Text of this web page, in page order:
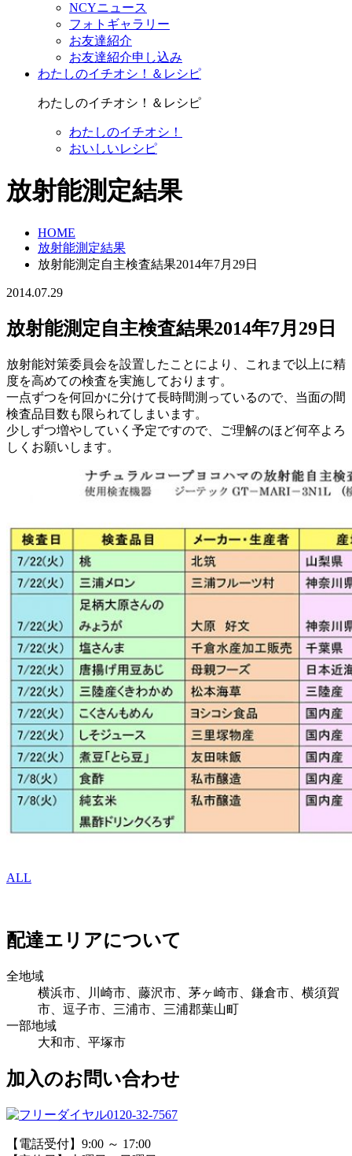
NCYニュース
フォトギャラリー
お友達紹介
お友達紹介申し込み
わたしのイチオシ！＆レシピ
わたしのイチオシ！＆レシピ
わたしのイチオシ！
おいしいレシピ
放射能測定結果
HOME
放射能測定結果
放射能測定自主検査結果2014年7月29日
2014.07.29
放射能測定自主検査結果2014年7月29日
放射能対策委員会を設置したことにより、これまで以上に精
度を高めての検査を実施しております。
一点ずつを何回かに分けて長時間測っているので、当面の間
検査品目数も限られてしまいます。
少しずつ増やしていく予定ですので、ご理解のほど何卒よろ
しくお願いします。
ALL
配達エリアについて
全地域
横浜市、川崎市、藤沢市、茅ヶ崎市、鎌倉市、横須賀
市、逗子市、三浦市、三浦郡葉山町
一部地域
大和市、平塚市
加入のお問い合わせ
0120-32-7567
【電話受付】9:00 ～ 17:00